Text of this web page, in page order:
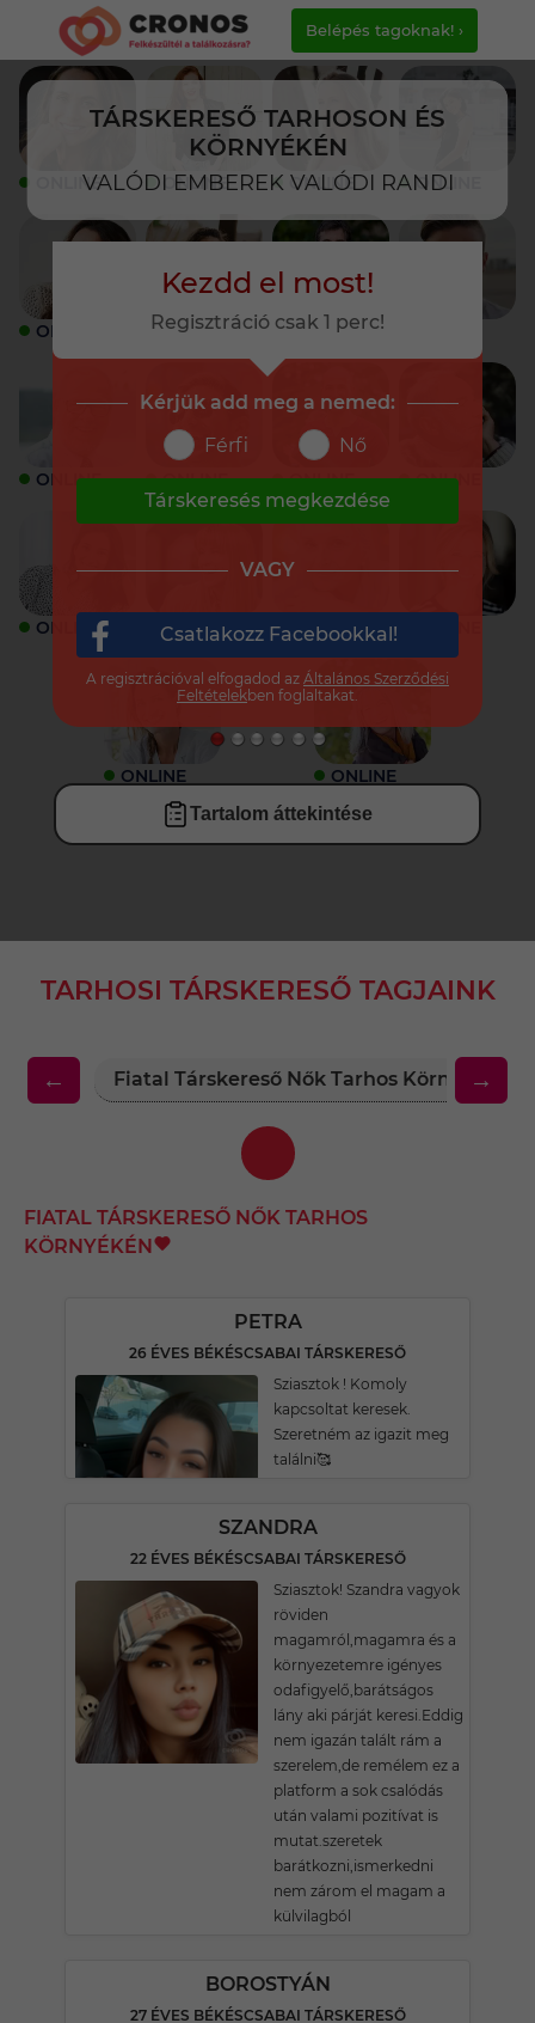
TÁRSKERESŐ TARHOSON ÉS
KÖRNYÉKÉN
VALÓDI EMBEREK VALÓDI RANDI
Belépés tagoknak! ›
ONLINE ONLINE ONLINE ONLINE
ONLINE ONLINE ONLINE
ONLINE ONLINE ONLINE ONLINE
ONLINE ONLINE ONLINE
ONLINE ONLINE
Tartalom áttekintése
TARHOSI TÁRSKERESŐ TAGJAINK
← Fiatal Társkereső Nők Tarhos Környékén
→
FIATAL TÁRSKERESŐ NŐK TARHOS
KÖRNYÉKÉN
PETRA
26 ÉVES BÉKÉSCSABAI TÁRSKERESŐ
Sziasztok ! Komoly
kapcsoltat keresek.
Szeretném az igazit meg
találni🥰
SZANDRA
22 ÉVES BÉKÉSCSABAI TÁRSKERESŐ
Sziasztok! Szandra vagyok
röviden
magamról,magamra és a
környezetemre igényes
odafigyelő,barátságos
lány aki párját keresi.Eddig
nem igazán talált rám a
szerelem,de remélem ez a
platform a sok csalódás
után valami pozitívat is
mutat.szeretek
barátkozni,ismerkedni
nem zárom el magam a
külvilagból
BOROSTYÁN
27 ÉVES BÉKÉSCSABAI TÁRSKERESŐ
Kezdd el most!
Regisztráció csak 1 perc!
Kérjük add meg a nemed:
Férfi
Nő
Társkeresés megkezdése
VAGY
Csatlakozz Facebookkal!
A regisztrációval elfogadod az Általános Szerződési
Feltételekben foglaltakat.